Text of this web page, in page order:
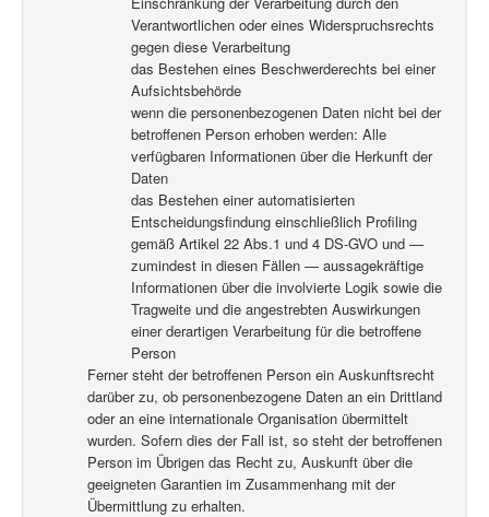
Verantwortlichen oder eines Widerspruchsrechts
gegen diese Verarbeitung
das Bestehen eines Beschwerderechts bei einer
Aufsichtsbehörde
wenn die personenbezogenen Daten nicht bei der
betroffenen Person erhoben werden: Alle
verfügbaren Informationen über die Herkunft der
Daten
das Bestehen einer automatisierten
Entscheidungsfindung einschließlich Profiling
gemäß Artikel 22 Abs.1 und 4 DS-GVO und —
zumindest in diesen Fällen — aussagekräftige
Informationen über die involvierte Logik sowie die
Tragweite und die angestrebten Auswirkungen
einer derartigen Verarbeitung für die betroffene
Person
Ferner steht der betroffenen Person ein Auskunftsrecht
darüber zu, ob personenbezogene Daten an ein Drittland
oder an eine internationale Organisation übermittelt
wurden. Sofern dies der Fall ist, so steht der betroffenen
Person im Übrigen das Recht zu, Auskunft über die
geeigneten Garantien im Zusammenhang mit der
Übermittlung zu erhalten.